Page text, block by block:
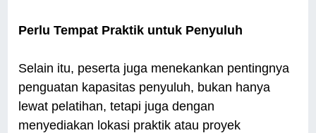
Perlu Tempat Praktik untuk Penyuluh
Selain itu, peserta juga menekankan pentingnya
penguatan kapasitas penyuluh, bukan hanya
lewat pelatihan, tetapi juga dengan
menyediakan lokasi praktik atau proyek